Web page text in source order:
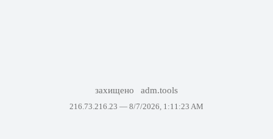
захищено adm.tools
216.73.216.23 — 8/7/2026, 1:11:23 AM